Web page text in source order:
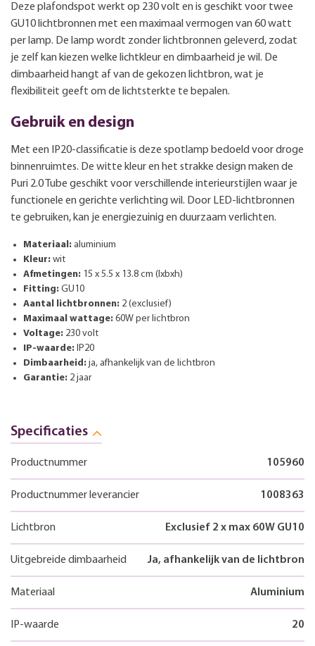
Deze plafondspot werkt op 230 volt en is geschikt voor twee
GU10 lichtbronnen met een maximaal vermogen van 60 watt
per lamp. De lamp wordt zonder lichtbronnen geleverd, zodat
je zelf kan kiezen welke lichtkleur en dimbaarheid je wil. De
dimbaarheid hangt af van de gekozen lichtbron, wat je
flexibiliteit geeft om de lichtsterkte te bepalen.
Gebruik en design
Met een IP20-classificatie is deze spotlamp bedoeld voor droge
binnenruimtes. De witte kleur en het strakke design maken de
Puri 2.0 Tube geschikt voor verschillende interieurstijlen waar je
functionele en gerichte verlichting wil. Door LED-lichtbronnen
te gebruiken, kan je energiezuinig en duurzaam verlichten.
Materiaal: aluminium
Kleur: wit
Afmetingen: 15 x 5.5 x 13.8 cm (lxbxh)
Fitting: GU10
Aantal lichtbronnen: 2 (exclusief)
Maximaal wattage: 60W per lichtbron
Voltage: 230 volt
IP-waarde: IP20
Dimbaarheid: ja, afhankelijk van de lichtbron
Garantie: 2 jaar
Specificaties
Productnummer 105960
Productnummer leverancier 1008363
Lichtbron Exclusief 2 x max 60W GU10
Uitgebreide dimbaarheid Ja, afhankelijk van de lichtbron
Materiaal Aluminium
IP-waarde 20